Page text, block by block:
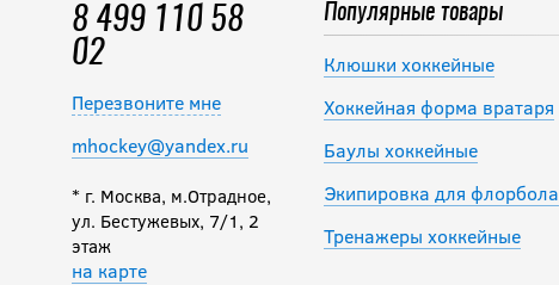
8 499 110 58
02
Перезвоните мне
mhockey@yandex.ru
* г. Москва, м.Отрадное,
ул. Бестужевых, 7/1, 2
этаж
на карте
Популярные товары
Клюшки хоккейные
Хоккейная форма вратаря
Баулы хоккейные
Экипировка для флорбола
Тренажеры хоккейные